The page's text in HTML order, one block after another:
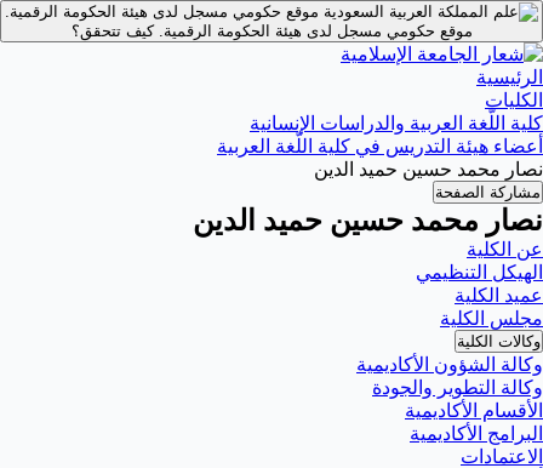
موقع حكومي مسجل لدى هيئة الحكومة الرقمية.
موقع حكومي مسجل لدى هيئة الحكومة الرقمية.كيف تتحقق؟
الرئيسية
الكليات
كلية اللّغة العربية والدراسات الإنسانية
أعضاء هيئة التدريس في كلية اللّغة العربية
نصار محمد حسين حميد الدين
مشاركة الصفحة
نصار محمد حسين حميد الدين
عن الكلية
الهيكل التنظيمي
عميد الكلية
مجلس الكلية
وكالات الكلية
وكالة الشؤون الأكاديمية
وكالة التطوير والجودة
الأقسام الأكاديمية
البرامج الأكاديمية
الاعتمادات